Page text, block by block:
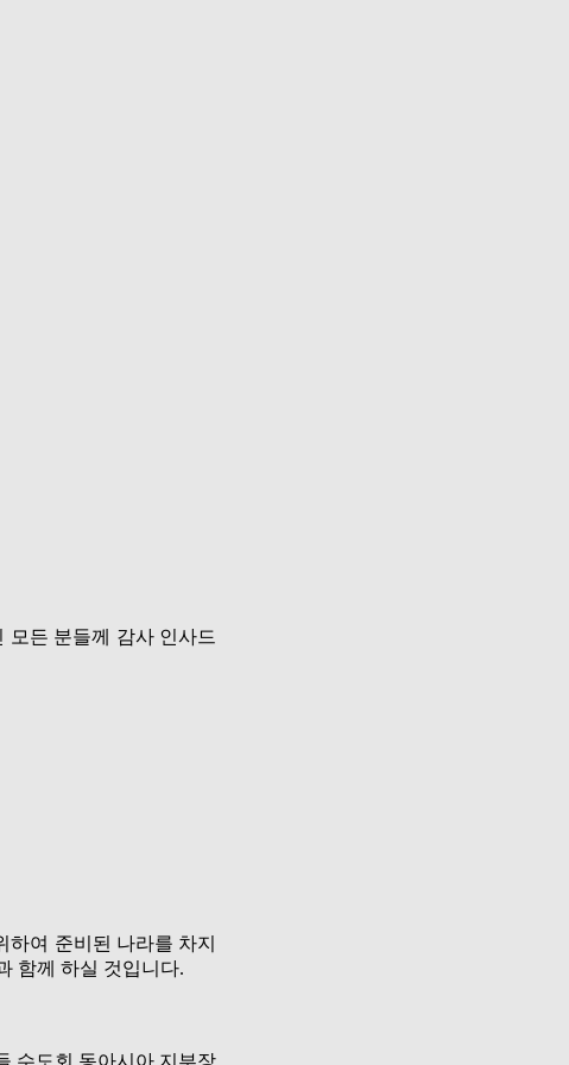
모든 분들께 감사 인사드
여 준비된 나라를 차지
함께 하실 것입니다.
수도회 동아시아 지부장